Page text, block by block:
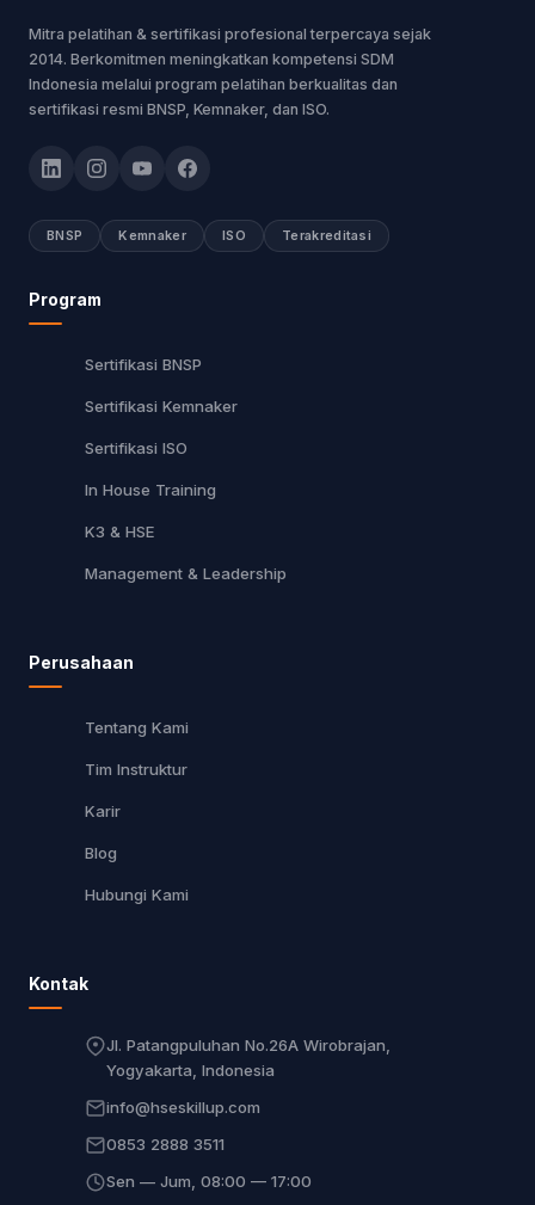
Mitra pelatihan & sertifikasi profesional terpercaya sejak
2014. Berkomitmen meningkatkan kompetensi SDM
Indonesia melalui program pelatihan berkualitas dan
sertifikasi resmi BNSP, Kemnaker, dan ISO.
BNSP Kemnaker ISO Terakreditasi
Program
Sertifikasi BNSP
Sertifikasi Kemnaker
Sertifikasi ISO
In House Training
K3 & HSE
Management & Leadership
Perusahaan
Tentang Kami
Tim Instruktur
Karir
Blog
Hubungi Kami
Kontak
Jl. Patangpuluhan No.26A Wirobrajan,
Yogyakarta, Indonesia
info@hseskillup.com
0853 2888 3511
Sen — Jum, 08:00 — 17:00